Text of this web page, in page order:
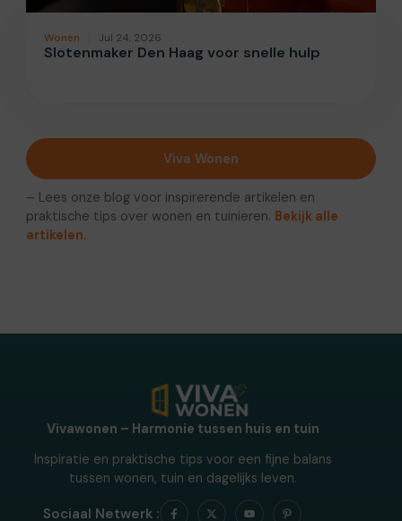
Wonen Jul 24, 2026
Slotenmaker Den Haag voor snelle hulp
Viva Wonen
– Lees onze blog voor inspirerende artikelen en
praktische tips over wonen en tuinieren. Bekijk alle
artikelen.
Vivawonen – Harmonie tussen huis en tuin
Inspiratie en praktische tips voor een fijne balans
tussen wonen, tuin en dagelijks leven.
Sociaal Netwerk :